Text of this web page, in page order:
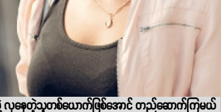
နဲ့ လှနေတဲ့သူတစ်ယောက်ဖြစ်အောင် တည်ဆောက်ကြမယ်